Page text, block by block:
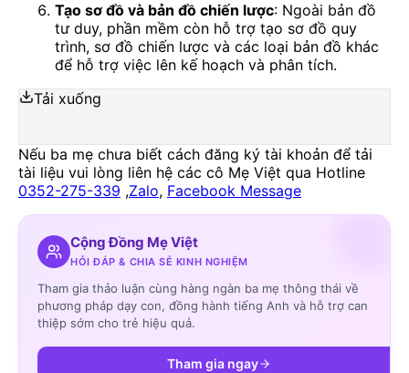
Tạo sơ đồ và bản đồ chiến lược: Ngoài bản đồ
tư duy, phần mềm còn hỗ trợ tạo sơ đồ quy
trình, sơ đồ chiến lược và các loại bản đồ khác
để hỗ trợ việc lên kế hoạch và phân tích.
Tải xuống
Nếu ba mẹ chưa biết cách đăng ký tài khoản để tải
tài liệu vui lòng liên hệ các cô Mẹ Việt qua Hotline
0352-275-339 ,Zalo, Facebook Message
Cộng Đồng Mẹ Việt
HỎI ĐÁP & CHIA SẺ KINH NGHIỆM
Tham gia thảo luận cùng hàng ngàn ba mẹ thông thái về
phương pháp dạy con, đồng hành tiếng Anh và hỗ trợ can
thiệp sớm cho trẻ hiệu quả.
Tham gia ngay